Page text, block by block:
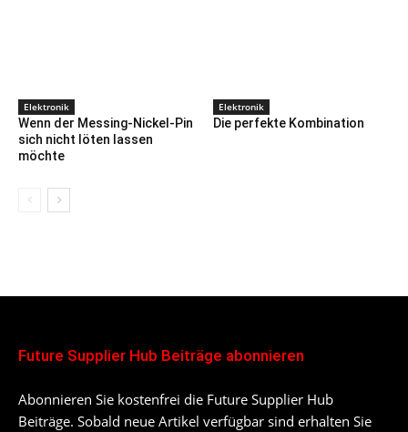
Elektronik
Wenn der Messing-Nickel-Pin
sich nicht löten lassen
möchte
Elektronik
Die perfekte Kombination
Future Supplier Hub Beiträge abonnieren
Abonnieren Sie kostenfrei die Future Supplier Hub
Beiträge. Sobald neue Artikel verfügbar sind erhalten Sie